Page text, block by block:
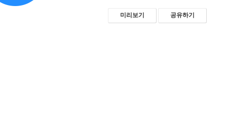
미리보기 공유하기